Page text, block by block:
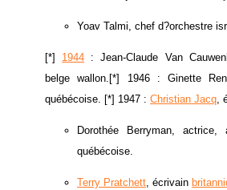
Yoav Talmi, chef d?orchestre
[*] 1944 : Jean-Claude Van
belge wallon.[*] 1946 : Ginette
québécoise. [*] 1947 : Christian Jacq,
Dorothée Berryman, actrice,
québécoise.
Terry Pratchett, écrivain